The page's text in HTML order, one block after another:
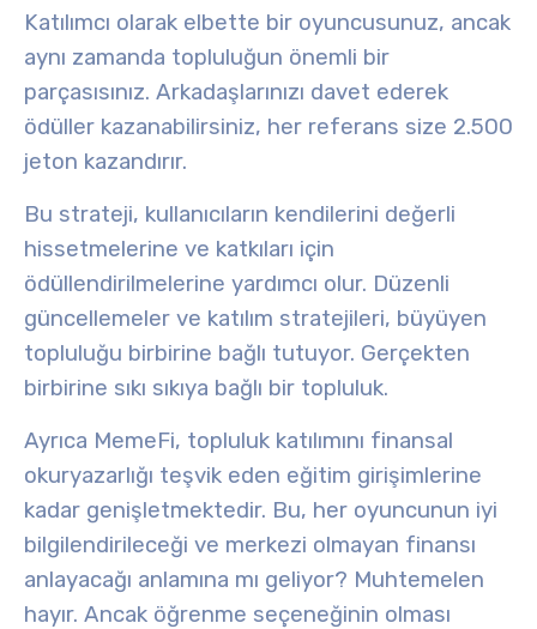
Katılımcı olarak elbette bir oyuncusunuz, ancak
aynı zamanda topluluğun önemli bir
parçasısınız. Arkadaşlarınızı davet ederek
ödüller kazanabilirsiniz, her referans size 2.500
jeton kazandırır.
Bu strateji, kullanıcıların kendilerini değerli
hissetmelerine ve katkıları için
ödüllendirilmelerine yardımcı olur. Düzenli
güncellemeler ve katılım stratejileri, büyüyen
topluluğu birbirine bağlı tutuyor. Gerçekten
birbirine sıkı sıkıya bağlı bir topluluk.
Ayrıca MemeFi, topluluk katılımını finansal
okuryazarlığı teşvik eden eğitim girişimlerine
kadar genişletmektedir. Bu, her oyuncunun iyi
bilgilendirileceği ve merkezi olmayan finansı
anlayacağı anlamına mı geliyor? Muhtemelen
hayır. Ancak öğrenme seçeneğinin olması